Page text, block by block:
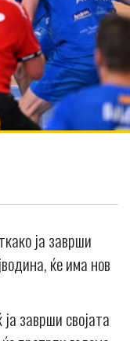
ја заврши
ќе има нов
заврши својата